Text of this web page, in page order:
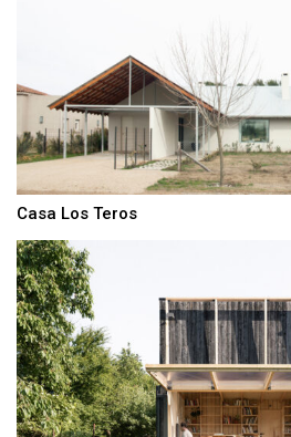
Casa Los Teros